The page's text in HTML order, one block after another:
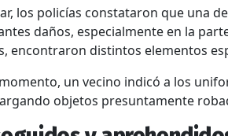
los policías constataron que una
daños, especialmente en la
encontraron distintos elementos
un vecino indicó a los
objetos presuntamente